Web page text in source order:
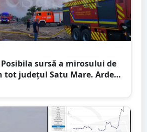
Posibila sursă a mirosului de
tot județul Satu Mare. Arde
deșeuri, la aproximativ 15
României